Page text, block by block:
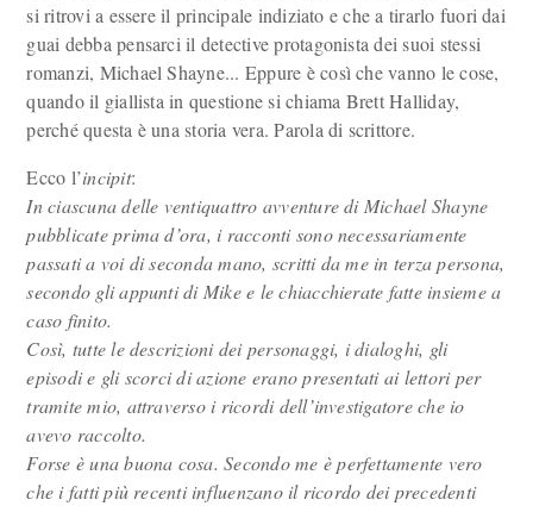
si ritrovi a essere il principale indiziato e che a tirarlo fuori dai
guai debba pensarci il detective protagonista dei suoi stessi
romanzi, Michael Shayne... Eppure è così che vanno le cose,
quando il giallista in questione si chiama Brett Halliday,
perché questa è una storia vera. Parola di scrittore.
Ecco l’incipit:
In ciascuna delle ventiquattro avventure di Michael Shayne
pubblicate prima d’ora, i racconti sono necessariamente
passati a voi di seconda mano, scritti da me in terza persona,
secondo gli appunti di Mike e le chiacchierate fatte insieme a
caso finito.
Così, tutte le descrizioni dei personaggi, i dialoghi, gli
episodi e gli scorci di azione erano presentati ai lettori per
tramite mio, attraverso i ricordi dell’investigatore che io
avevo raccolto.
Forse è una buona cosa. Secondo me è perfettamente vero
che i fatti più recenti influenzano il ricordo dei precedenti